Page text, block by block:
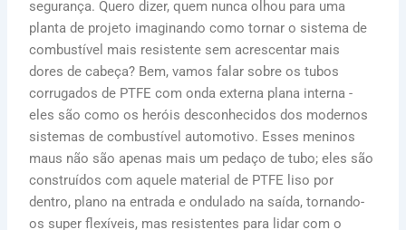
segurança. Quero dizer, quem nunca olhou para uma
planta de projeto imaginando como tornar o sistema de
combustível mais resistente sem acrescentar mais
dores de cabeça? Bem, vamos falar sobre os tubos
corrugados de PTFE com onda externa plana interna -
eles são como os heróis desconhecidos dos modernos
sistemas de combustível automotivo. Esses meninos
maus não são apenas mais um pedaço de tubo; eles são
construídos com aquele material de PTFE liso por
dentro, plano na entrada e ondulado na saída, tornando-
os super flexíveis, mas resistentes para lidar com o